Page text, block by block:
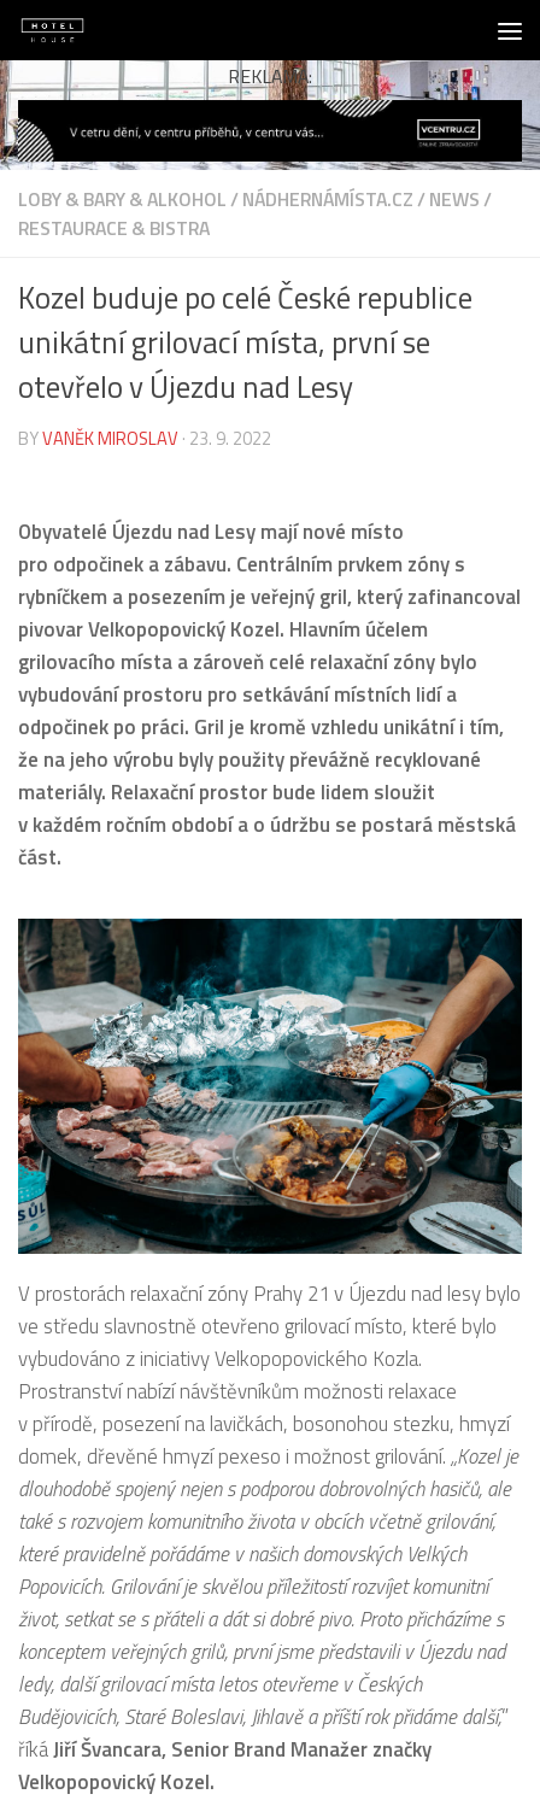
Skip to content
REKLAMA:
LOBY & BARY & ALKOHOL/NÁDHERNÁMÍSTA.CZ/NEWS/
RESTAURACE & BISTRA
Kozel buduje po celé České republice
unikátní grilovací místa, první se
otevřelo v Újezdu nad Lesy
BYVANĚK MIROSLAV · 23. 9. 2022
Obyvatelé Újezdu nad Lesy mají nové místo
pro odpočinek a zábavu. Centrálním prvkem zóny s
rybníčkem a posezením je veřejný gril, který zafinancoval
pivovar Velkopopovický Kozel. Hlavním účelem
grilovacího místa a zároveň celé relaxační zóny bylo
vybudování prostoru pro setkávání místních lidí a
odpočinek po práci. Gril je kromě vzhledu unikátní i tím,
že na jeho výrobu byly použity převážně recyklované
materiály. Relaxační prostorbude lidem sloužit
v každém ročním období a o údržbu se postará městská
část.
V prostorách relaxační zóny Prahy 21 v Újezdu nad lesy bylo
ve středu slavnostně otevřeno grilovací místo, které bylo
vybudováno z iniciativy Velkopopovického Kozla.
Prostranství nabízí návštěvníkům možnosti relaxace
v přírodě, posezení na lavičkách, bosonohou stezku, hmyzí
domek, dřevěné hmyzí pexeso i možnost grilování.„Kozel je
dlouhodobě spojený nejen s podporou dobrovolných hasičů, ale
také s rozvojem komunitního života v obcích včetně grilování,
které pravidelně pořádáme v našich domovských Velkých
Popovicích. Grilování je skvělou příležitostí rozvíjet komunitní
život, setkat se s přáteli a dát si dobré pivo. Proto přicházíme s
konceptem veřejných grilů, první jsme představili v Újezdu nad
ledy, další grilovací místa letos otevřeme v Českých
Budějovicích, Staré Boleslavi, Jihlavě a příští rok přidáme další,”
říkáJiří Švancara, Senior Brand Manažer značky
Velkopopovický Kozel.